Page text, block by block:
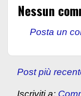
Nessun
Posta un
Post più
Iscriviti a: